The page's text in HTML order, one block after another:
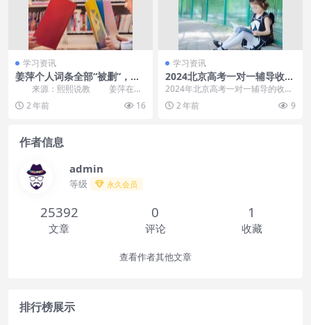
学习资讯
姜萍个人词条全部“被删”，高
中数学老师有新发现，提出质
来源：熙熙说教 姜萍在参
加完阿里巴巴的数学竞赛后，没有
选择借此机会去参加...
2 年前 16
学习资讯
2024北京高考一对一辅导收费
标准 每小时多少钱
2024年北京高考一对一辅导的收费
标准大致在每小时300-800元，‌全
年费用可...
2 年前 9
作者信息
admin
等级 永久会员
25392
文章
0
评论
1
收藏
查看作者其他文章
排行榜展示